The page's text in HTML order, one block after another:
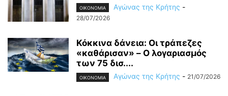
OIKONOMIA Αγώνας της Κρήτης -
28/07/2026
Κόκκινα δάνεια: Οι τράπεζες
«καθάρισαν» – O λογαριασμός
των 75 δισ....
OIKONOMIA Αγώνας της Κρήτης - 21/07/2026